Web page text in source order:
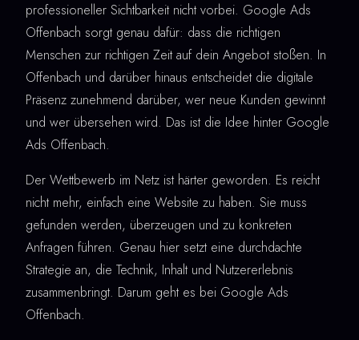
professioneller Sichtbarkeit nicht vorbei. Google Ads
Offenbach sorgt genau dafür: dass die richtigen
Menschen zur richtigen Zeit auf dein Angebot stoßen. In
Offenbach und darüber hinaus entscheidet die digitale
Präsenz zunehmend darüber, wer neue Kunden gewinnt
und wer übersehen wird. Das ist die Idee hinter Google
Ads Offenbach.
Der Wettbewerb im Netz ist härter geworden. Es reicht
nicht mehr, einfach eine Website zu haben. Sie muss
gefunden werden, überzeugen und zu konkreten
Anfragen führen. Genau hier setzt eine durchdachte
Strategie an, die Technik, Inhalt und Nutzererlebnis
zusammenbringt. Darum geht es bei Google Ads
Offenbach.